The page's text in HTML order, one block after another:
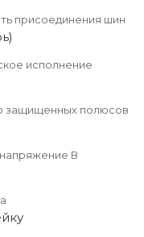
присоединения шин
исполнение
защищенных полюсов
В